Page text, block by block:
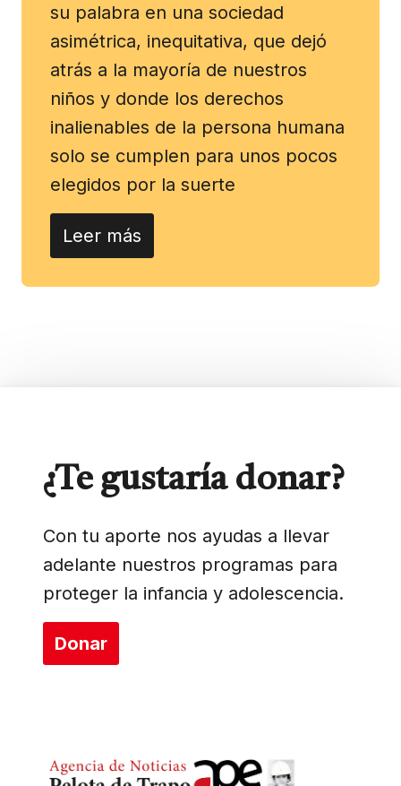
su palabra en una sociedad
asimétrica, inequitativa, que dejó
atrás a la mayoría de nuestros
niños y donde los derechos
inalienables de la persona humana
solo se cumplen para unos pocos
elegidos por la suerte
Leer más
¿Te gustaría donar?
Con tu aporte nos ayudas a llevar
adelante nuestros programas para
proteger la infancia y adolescencia.
Donar